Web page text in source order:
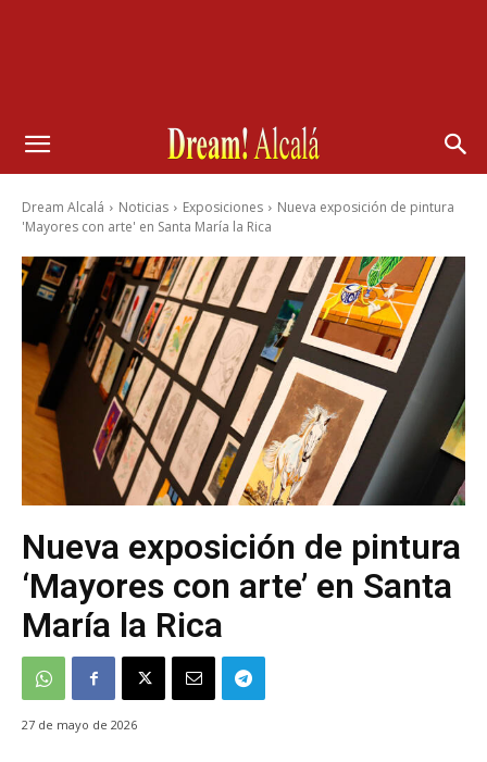
Dream Alcalá Noticias Exposiciones
Nueva exposición de pintura
'Mayores con arte' en Santa María la Rica
Nueva exposición de pintura
‘Mayores con arte’ en Santa
María la Rica
27 de mayo de 2026